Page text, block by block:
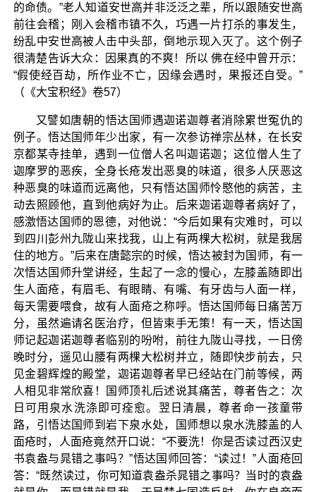
的命债。”老人知道安世高并非泛泛之辈，所以跟随安世高
前往会稽；刚入会稽市镇不久，巧遇一片打杀的事发生，
纷乱中安世高被人击中头部，倒地示现入灭了。这个例子
很清楚告诉大众：因果真的不爽！所以 佛在经中曾开示：
“假使经百劫，所作业不亡，因缘会遇时，果报还自受。”
（《大宝积经》卷57）
又譬如唐朝的悟达国师遇迦诺迦尊者消除累世冤仇的
例子。悟达国师年少出家，有一次参访禅宗丛林，在长安
京都某寺挂单，遇到一位僧人名叫迦诺迦；这位僧人生了
迦摩罗的恶疾，全身长疮发出恶臭的味道，很多人厌恶这
种恶臭的味道而远离他，只有悟达国师怜愍他的病苦，主
动去照顾他，直到他病好为止。后来迦诺迦尊者病好了，
感激悟达国师的恩德，对他说：“今后如果有灾难时，可以
到四川彭州九陇山来找我，山上有两棵大松树，就是我居
住的地方。”后来在唐懿宗的时候，悟达被封为国师，有一
次悟达国师升堂讲经，生起了一念的慢心，左膝盖随即出
生人面疮，有眉毛、有眼睛、有嘴、有牙齿与人面一样，
每天需要喂食，故有人面疮之称呼。悟达国师每日痛苦万
分，虽然遍请名医治疗，但皆束手无策！有一天，悟达国
师记起迦诺迦尊者临别的吩咐，前往九陇山寻找，一日傍
晚时分，遥见山腰有两棵大松树并立，随即快步前去，只
见金碧辉煌的殿堂，迦诺迦尊者早已经站在门前等候，两
人相见非常欣喜！国师顶礼后述说其痛苦，尊者告之：次
日可用泉水洗涤即可痊愈。翌日清晨，尊者命一孩童带
路，引悟达国师到岩下泉水处，国师想以泉水洗膝盖的人
面疮时，人面疮竟然开口说：“不要洗！你是否读过西汉史
书袁盎与晁错之事吗？”悟达国师回答：“读过！”人面疮回
答：“既然读过，你可知道袁盎杀晁错之事吗？当时的袁盎